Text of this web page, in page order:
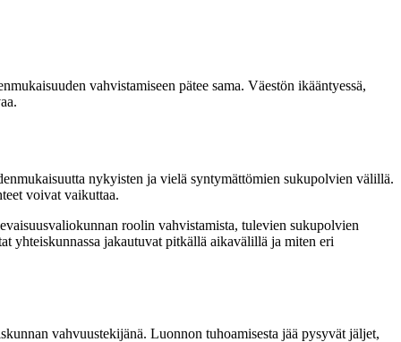
vahvistamiseen pätee sama. Väestön ikääntyessä,
nykyisten ja vielä syntymättömien sukupolvien välillä.
voivat vaikuttaa.
roolin vahvistamista, tulevien sukupolvien
yhteiskunnassa jakautuvat pitkällä aikavälillä ja miten eri
vahvuustekijänä. Luonnon tuhoamisesta jää pysyvät jäljet,